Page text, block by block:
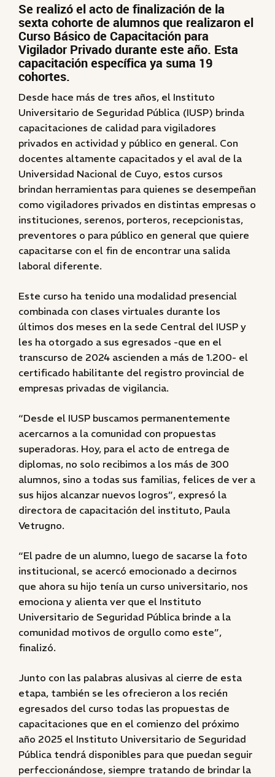
Se realizó el acto de finalización de la
sexta cohorte de alumnos que realizaron el
Curso Básico de Capacitación para
Vigilador Privado durante este año. Esta
capacitación específica ya suma 19
cohortes.
Desde hace más de tres años, el Instituto
Universitario de Seguridad Pública (IUSP) brinda
capacitaciones de calidad para vigiladores
privados en actividad y público en general. Con
docentes altamente capacitados y el aval de la
Universidad Nacional de Cuyo, estos cursos
brindan herramientas para quienes se desempeñan
como vigiladores privados en distintas empresas o
instituciones, serenos, porteros, recepcionistas,
preventores o para público en general que quiere
capacitarse con el fin de encontrar una salida
laboral diferente.
Este curso ha tenido una modalidad presencial
combinada con clases virtuales durante los
últimos dos meses en la sede Central del IUSP y
les ha otorgado a sus egresados -que en el
transcurso de 2024 ascienden a más de 1.200- el
certificado habilitante del registro provincial de
empresas privadas de vigilancia.
“Desde el IUSP buscamos permanentemente
acercarnos a la comunidad con propuestas
superadoras. Hoy, para el acto de entrega de
diplomas, no solo recibimos a los más de 300
alumnos, sino a todas sus familias, felices de ver a
sus hijos alcanzar nuevos logros”, expresó la
directora de capacitación del instituto, Paula
Vetrugno.
“El padre de un alumno, luego de sacarse la foto
institucional, se acercó emocionado a decirnos
que ahora su hijo tenía un curso universitario, nos
emociona y alienta ver que el Instituto
Universitario de Seguridad Pública brinde a la
comunidad motivos de orgullo como este”,
finalizó.
Junto con las palabras alusivas al cierre de esta
etapa, también se les ofrecieron a los recién
egresados del curso todas las propuestas de
capacitaciones que en el comienzo del próximo
año 2025 el Instituto Universitario de Seguridad
Pública tendrá disponibles para que puedan seguir
perfeccionándose, siempre tratando de brindar la